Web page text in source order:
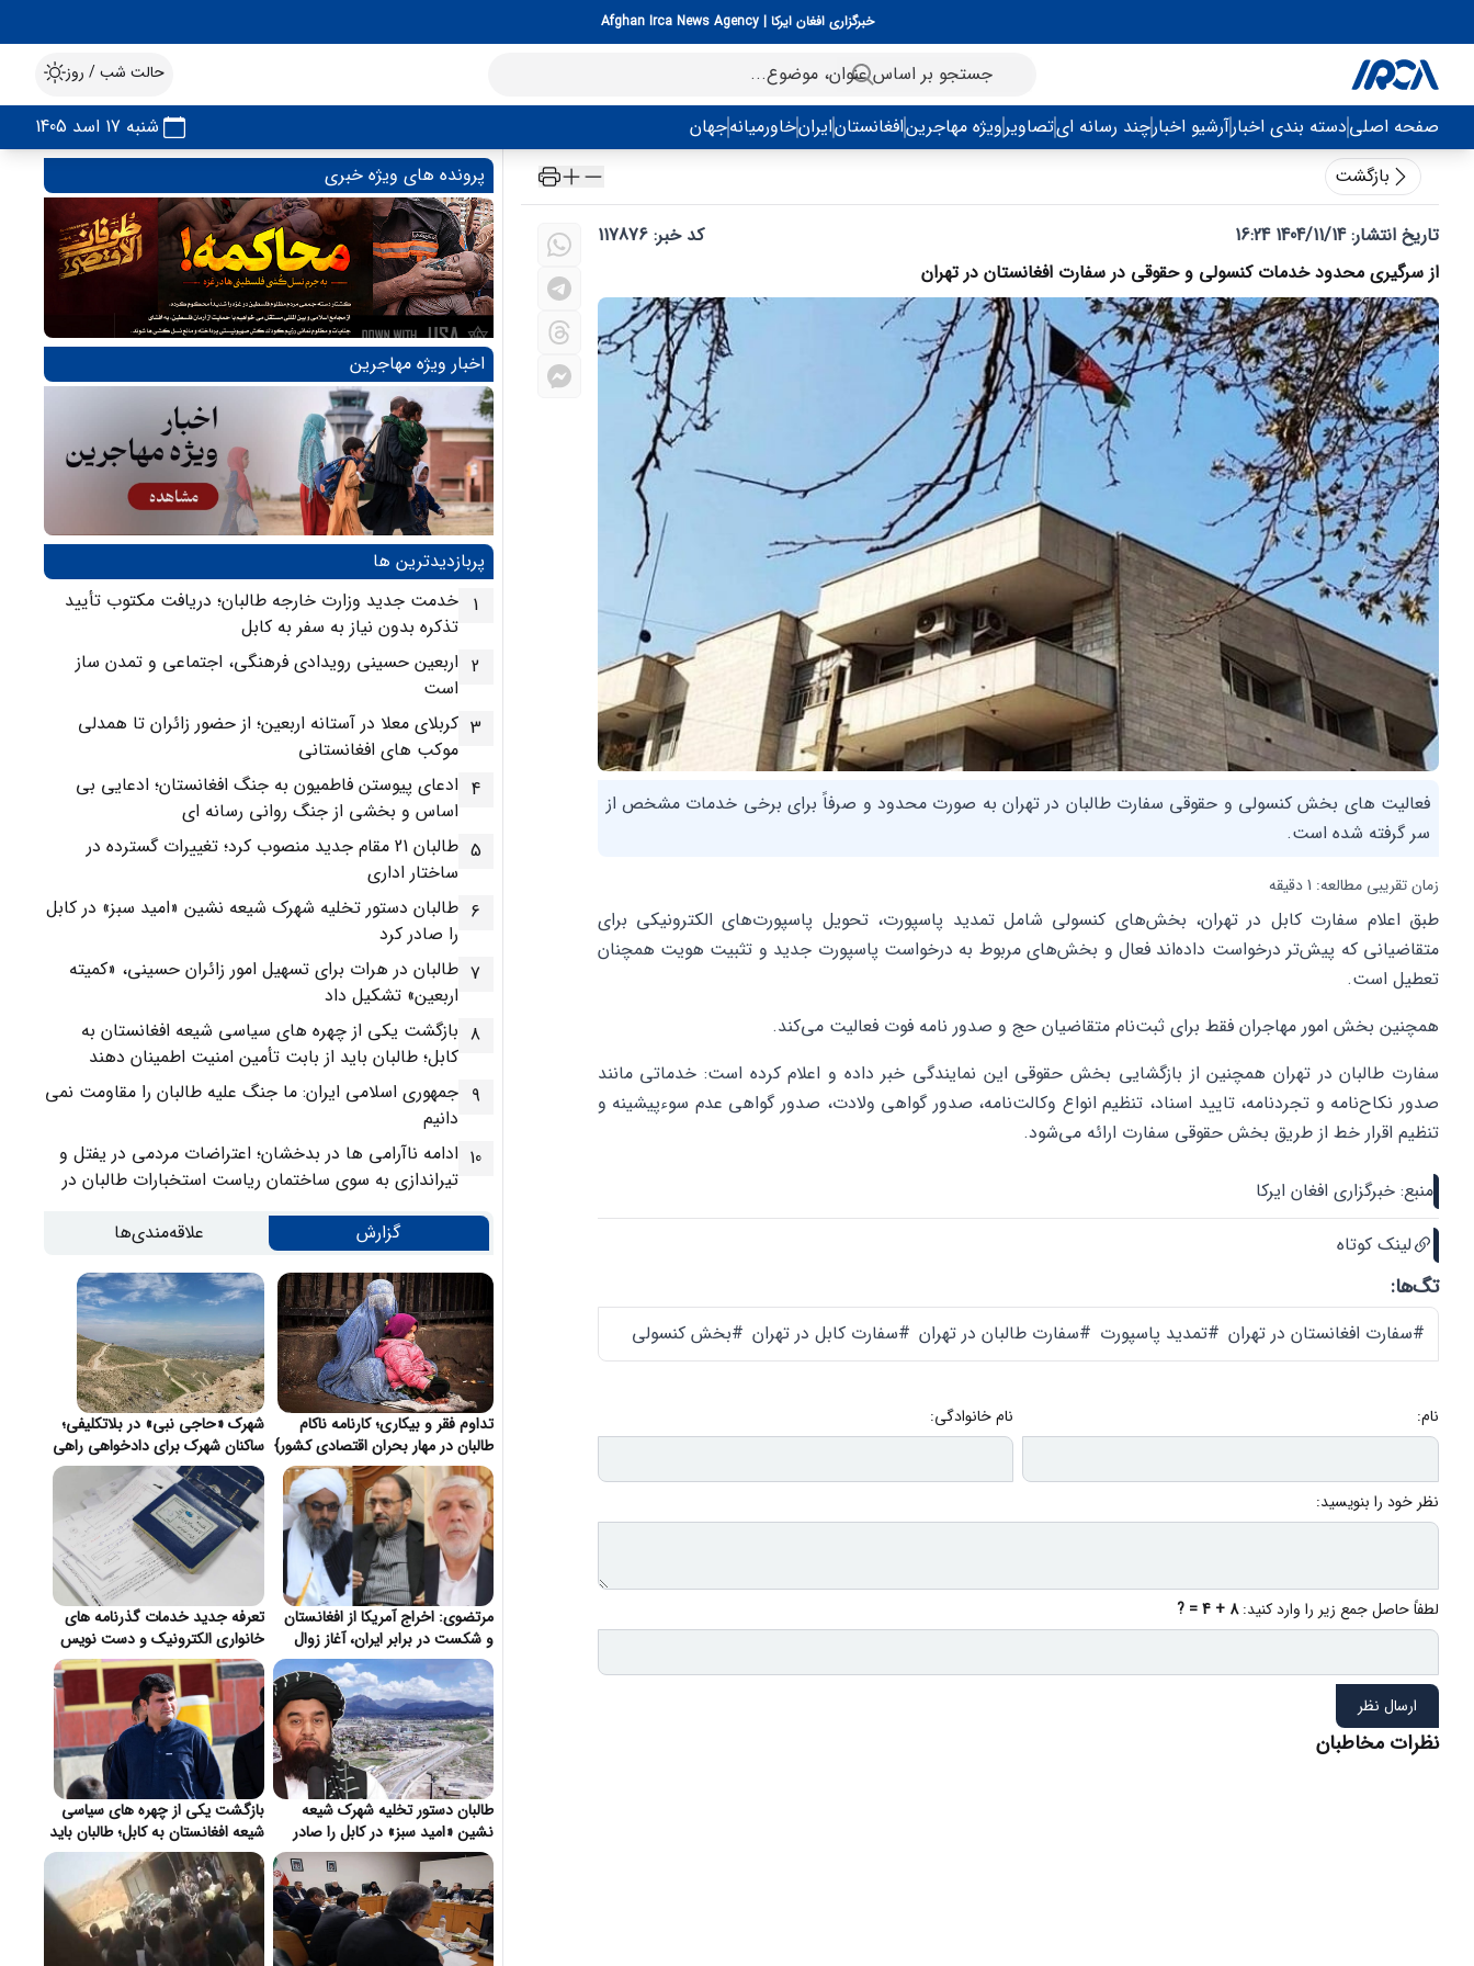
خبرگزاری افغان ایرکا | Afghan Irca News Agency
حالت شب / روز
صفحه اصلیدسته بندی اخبارآرشیو اخبارچند رسانه ایتصاویرویژه مهاجرینافغانستانایرانخاورمیانهجهان
شنبه 17 اسد 1405
بازگشت
تاریخ انتشار:1404/11/14 16:24
کد خبر: 117876
از سرگیری محدود خدمات کنسولی و حقوقی در سفارت افغانستان در تهران
فعالیت های بخش کنسولی و حقوقی سفارت طالبان در تهران به صورت محدود و صرفاً برای برخی خدمات مشخص از
سر گرفته شده است.
زمان تقریبی مطالعه: 1 دقیقه
طبق اعلام سفارت کابل در تهران، بخش‌های کنسولی شامل تمدید پاسپورت‌، تحویل پاسپورت‌های الکترونیکی برای
متقاضیانی که پیش‌تر درخواست داده‌اند فعال و بخش‌های مربوط به درخواست پاسپورت جدید و تثبیت هویت همچنان
تعطیل است.
همچنین بخش امور مهاجران فقط برای ثبت‌نام متقاضیان حج و صدور نامه فوت فعالیت می‌کند.
سفارت طالبان در تهران همچنین از بازگشایی بخش حقوقی این نمایندگی خبر داده و اعلام کرده است: خدماتی مانند
صدور نکاح‌نامه و تجردنامه، تایید اسناد، تنظیم انواع وکالت‌نامه، صدور گواهی ولادت، صدور گواهی عدم سوء‌پیشینه و
تنظیم اقرار خط از طریق بخش حقوقی سفارت ارائه می‌شود.
منبع: خبرگزاری افغان ایرکا
لینک کوتاه
تگ‌ها:
#سفارت افغانستان در تهران #تمدید پاسپورت #سفارت طالبان در تهران #سفارت کابل در تهران #بخش کنسولی
نام: نام خانوادگی:
نظر خود را بنویسید:
لطفاً حاصل جمع زیر را وارد کنید:8 + 4 = ?
ارسال نظر
نظرات مخاطبان
پرونده های ویژه خبری
اخبار ویژه مهاجرین
پربازدیدترین ها
1 خدمت جدید وزارت خارجه طالبان؛ دریافت مکتوب تأیید
تذکره بدون نیاز به سفر به کابل
2 اربعین حسینی رویدادی فرهنگی، اجتماعی و تمدن ساز
است
3 کربلای معلا در آستانه اربعین؛ از حضور زائران تا همدلی
موکب های افغانستانی
4 ادعای پیوستن فاطمیون به جنگ افغانستان؛ ادعایی بی
اساس و بخشی از جنگ روانی رسانه ای
5
طالبان 21 مقام جدید منصوب کرد؛ تغییرات گسترده در
ساختار اداری
6 طالبان دستور تخلیه شهرک شیعه نشین «امید سبز» در کابل
را صادر کرد
7 طالبان در هرات برای تسهیل امور زائران حسینی، «کمیته
اربعین» تشکیل داد
8 بازگشت یکی از چهره های سیاسی شیعه افغانستان به
کابل؛ طالبان باید از بابت تأمین امنیت اطمینان دهند
9 جمهوری اسلامی ایران: ما جنگ علیه طالبان را مقاومت نمی
دانیم
10 ادامه ناآرامی ها در بدخشان؛ اعتراضات مردمی در یفتل و
تیراندازی به سوی ساختمان ریاست استخبارات طالبان در
گزارش
علاقه‌مندی‌ها
تداوم فقر و بیکاری؛ کارنامه ناکام
طالبان در مهار بحران اقتصادی کشور}
شهرک «حاجی نبی» در بلاتکلیفی؛
ساکنان شهرک برای دادخواهی راهی
قندهار شدند}
مرتضوی: اخراج آمریکا از افغانستان
و شکست در برابر ایران، آغاز زوال
هژمونی واشنگتن}
تعرفه جدید خدمات گذرنامه های
خانواری الکترونیک و دست نویس
در ایران اعلام شد}
طالبان دستور تخلیه شهرک شیعه
نشین «امید سبز» در کابل را صادر
کرد}
بازگشت یکی از چهره های سیاسی
شیعه افغانستان به کابل؛ طالبان باید
از بابت تأمین امنیت اطمینان دهند}